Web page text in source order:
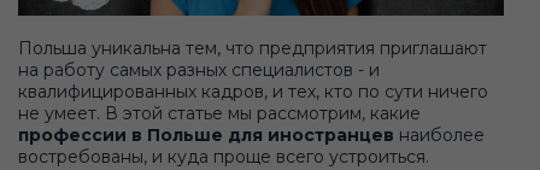
Польша уникальна тем, что предприятия приглашают
на работу самых разных специалистов - и
квалифицированных кадров, и тех, кто по сути ничего
не умеет. В этой статье мы рассмотрим, какие
профессии в Польше для иностранцев наиболее
востребованы, и куда проще всего устроиться.